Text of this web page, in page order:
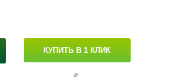
КУПИТЬ В 1 КЛИК